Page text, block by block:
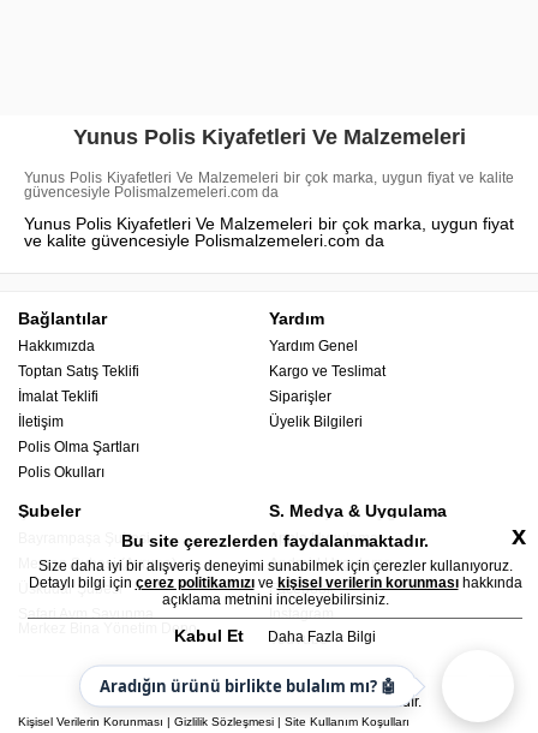
Yunus Polis Kiyafetleri Ve Malzemeleri
Yunus Polis Kiyafetleri Ve Malzemeleri bir çok marka, uygun fiyat ve kalite
güvencesiyle Polismalzemeleri.com da
Yunus Polis Kiyafetleri Ve Malzemeleri bir çok marka, uygun fiyat
ve kalite güvencesiyle Polismalzemeleri.com da
Bağlantılar
Hakkımızda
Toptan Satış Teklifi
İmalat Teklifi
İletişim
Polis Olma Şartları
Polis Okulları
Yardım
Yardım Genel
Kargo ve Teslimat
Siparişler
Üyelik Bilgileri
Şubeler
Bayrampaşa Şubesi
Mercan Şubesi (Avrupa)
Üsküdar Şubesi
Safari Avm Savunma
Merkez Bina Yönetim Depo
S. Medya & Uygulama
Apple Uygulama
Android Uygulama
Facebook
Instagram
YouTube
© 2026 - Polis Malzemeleri - Her hakkı saklıdır.
Kişisel Verilerin Korunması | Gizlilik Sözleşmesi | Site Kullanım Koşulları
Aradığın ürünü birlikte bulalım mı? 🤖
Bu site çerezlerden faydalanmaktadır.
Size daha iyi bir alışveriş deneyimi sunabilmek için çerezler kullanıyoruz.
Detaylı bilgi için çerez politikamızıve kişisel verilerin korunmasıhakkında
açıklama metnini inceleyebilirsiniz.
Kabul Et Daha Fazla Bilgi
x